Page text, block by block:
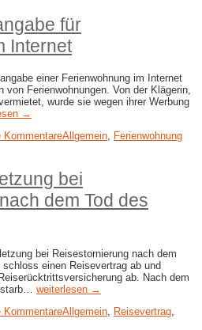
für
Internet
einer Ferienwohnung im Internet
Ferienwohnungen. Von der Klägerin,
wurde sie wegen ihrer Werbung
→
KommentareAllgemein Ferienwohnung
bei
dem Tod des
bei Reisestornierung nach dem
einen Reisevertrag ab und
ab. Nach dem
weiterlesen →
KommentareAllgemein Reisevertrag